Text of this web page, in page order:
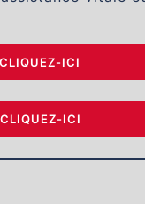
CLIQUEZ-ICI
ICI